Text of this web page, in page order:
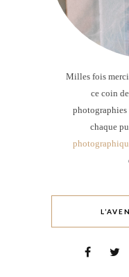
Milles fois
ce coin
photographies
chaque